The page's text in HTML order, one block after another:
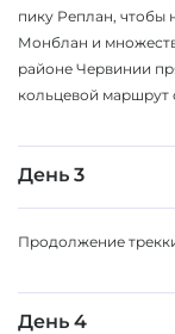
пику Реплан, чтобы
Монблан и
районе Червинии
кольцевой маршрут
День 3
Продолжение
День 4